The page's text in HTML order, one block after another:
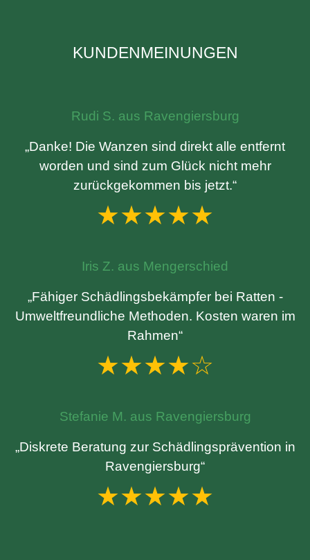
KUNDENMEINUNGEN
Rudi S. aus Ravengiersburg
„Danke! Die Wanzen sind direkt alle entfernt
worden und sind zum Glück nicht mehr
zurückgekommen bis jetzt.“
★★★★★
Iris Z. aus Mengerschied
„Fähiger Schädlingsbekämpfer bei Ratten -
Umweltfreundliche Methoden. Kosten waren im
Rahmen“
★★★★☆
Stefanie M. aus Ravengiersburg
„Diskrete Beratung zur Schädlingsprävention in
Ravengiersburg“
★★★★★